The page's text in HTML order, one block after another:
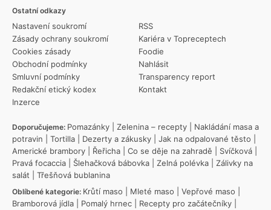
Ostatní odkazy
Nastavení soukromí
Zásady ochrany soukromí
Cookies zásady
Obchodní podmínky
Smluvní podmínky
Redakční etický kodex
Inzerce
RSS
Kariéra v Topreceptech
Foodie
Nahlásit
Transparency report
Kontakt
Doporučujeme: Pomazánky Zelenina – recepty
Nakládání masa a
potravin
Tortilla Dezerty a zákusky Jak na odpalované těsto
Americké brambory
Řeřicha Co se děje na zahradě Svíčková
Pravá focaccia
Šlehačková bábovka Zelná polévka
Zálivky na
salát
Třešňová bublanina
Oblíbené kategorie: Krůtí maso Mleté maso Vepřové maso
Bramborová jídla
Pomalý hrnec Recepty pro začátečníky